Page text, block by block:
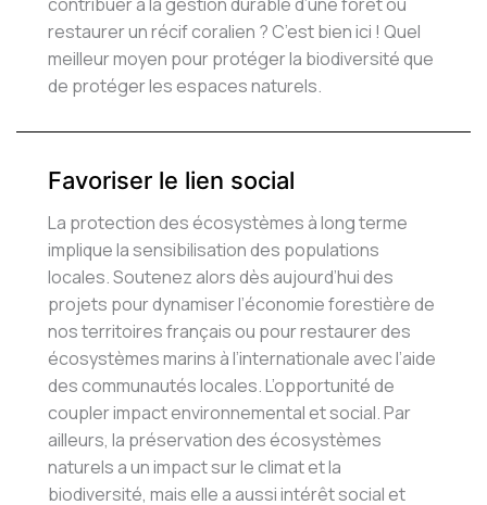
restaurer un récif coralien ? C’est bien ici ! Quel
meilleur moyen pour protéger la biodiversité que
de protéger les espaces naturels.
Favoriser le lien social
La protection des écosystèmes à long terme
implique la sensibilisation des populations
locales. Soutenez alors dès aujourd’hui des
projets pour dynamiser l’économie forestière de
nos territoires français ou pour restaurer des
écosystèmes marins à l’internationale avec l’aide
des communautés locales. L’opportunité de
coupler impact environnemental et social. Par
ailleurs, la préservation des écosystèmes
naturels a un impact sur le climat et la
biodiversité, mais elle a aussi intérêt social et